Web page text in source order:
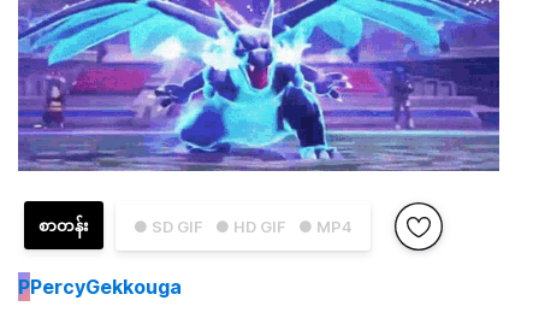
● SD GIF ● HD GIF ● MP4
စာတန်း
PPercyGekkouga